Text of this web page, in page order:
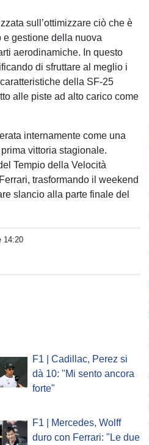
sull’ottimizzare ciò che è
e gestione della nuova
aerodinamiche. In questo
di sfruttare al meglio i
della SF-25
alle piste ad alto carico come
internamente come una
vittoria stagionale.
Tempio della Velocità
trasformando il weekend
slancio alla parte finale del
14:20
F1 | Cadillac, Perez si
dà 10: "Mi sento ancora
forte"
F1 | Mercedes, Wolff
duro con Ferrari: "Le due